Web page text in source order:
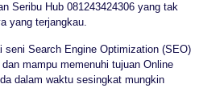
Seribu Hub 081243424306 yang tak
yang terjangkau.
seni Search Engine Optimization (SEO)
mampu memenuhi tujuan Online
dalam waktu sesingkat mungkin